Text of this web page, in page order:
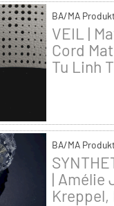
BA/MA
VEIL |
Cord
Tu Linh
BA/MA
| Amélie
Kreppel,